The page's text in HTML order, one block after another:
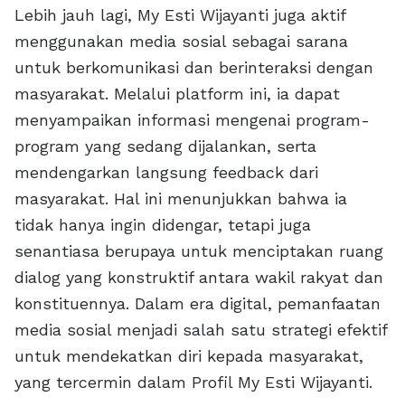
Lebih jauh lagi, My Esti Wijayanti juga aktif
menggunakan media sosial sebagai sarana
untuk berkomunikasi dan berinteraksi dengan
masyarakat. Melalui platform ini, ia dapat
menyampaikan informasi mengenai program-
program yang sedang dijalankan, serta
mendengarkan langsung feedback dari
masyarakat. Hal ini menunjukkan bahwa ia
tidak hanya ingin didengar, tetapi juga
senantiasa berupaya untuk menciptakan ruang
dialog yang konstruktif antara wakil rakyat dan
konstituennya. Dalam era digital, pemanfaatan
media sosial menjadi salah satu strategi efektif
untuk mendekatkan diri kepada masyarakat,
yang tercermin dalam Profil My Esti Wijayanti.